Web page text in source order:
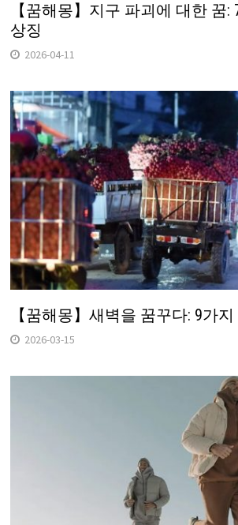
【꿈해몽】지구 파괴에 대한 꿈:
상징
2026-04-11
【꿈해몽】새벽을 꿈꾸다: 9가
2026-03-15